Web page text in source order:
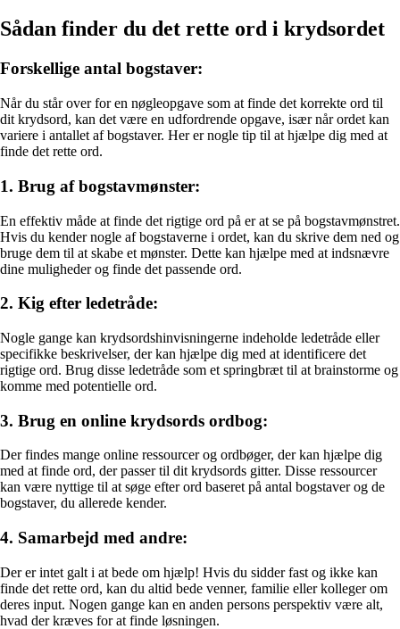
Sådan finder du det rette ord i krydsordet
Forskellige antal bogstaver:
Når du står over for en nøgleopgave som at finde det korrekte ord til
dit krydsord, kan det være en udfordrende opgave, især når ordet kan
variere i antallet af bogstaver. Her er nogle tip til at hjælpe dig med at
finde det rette ord.
1. Brug af bogstavmønster:
En effektiv måde at finde det rigtige ord på er at se på bogstavmønstret.
Hvis du kender nogle af bogstaverne i ordet, kan du skrive dem ned og
bruge dem til at skabe et mønster. Dette kan hjælpe med at indsnævre
dine muligheder og finde det passende ord.
2. Kig efter ledetråde:
Nogle gange kan krydsordshinvisningerne indeholde ledetråde eller
specifikke beskrivelser, der kan hjælpe dig med at identificere det
rigtige ord. Brug disse ledetråde som et springbræt til at brainstorme og
komme med potentielle ord.
3. Brug en online krydsords ordbog:
Der findes mange online ressourcer og ordbøger, der kan hjælpe dig
med at finde ord, der passer til dit krydsords gitter. Disse ressourcer
kan være nyttige til at søge efter ord baseret på antal bogstaver og de
bogstaver, du allerede kender.
4. Samarbejd med andre:
Der er intet galt i at bede om hjælp! Hvis du sidder fast og ikke kan
finde det rette ord, kan du altid bede venner, familie eller kolleger om
deres input. Nogen gange kan en anden persons perspektiv være alt,
hvad der kræves for at finde løsningen.